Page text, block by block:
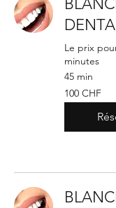
Le prix
minutes
45 min
100
francs
suisses
100 CHF